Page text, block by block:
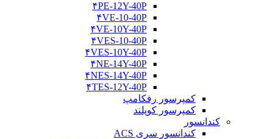
۴PE-12Y-40P
۴VE-10-40P
۴VE-10Y-40P
۴VES-10-40P
۴VES-10Y-40P
۴NE-14Y-40P
۴NES-14Y-40P
۴TES-12Y-40P
کمپرسور رفکامپ
کمپرسور کوپلند
کندانسور
کندانسور سری ACS